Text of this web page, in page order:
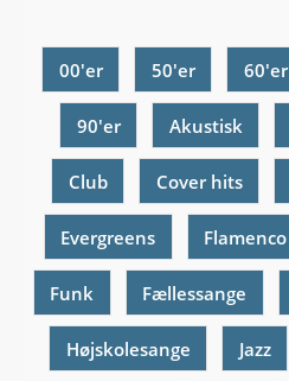
00'er 50'er 60'er
90'er Akustisk
Club Cover hits
Evergreens Flamenco
Funk Fællessange
Højskolesange Jazz